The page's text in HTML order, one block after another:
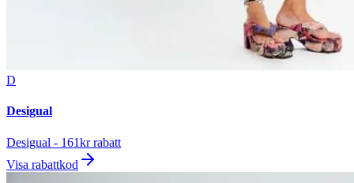
D
Desigual
Desigual - 161kr rabatt
Visa rabattkod